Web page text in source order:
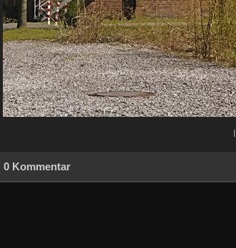
0 Kommentar